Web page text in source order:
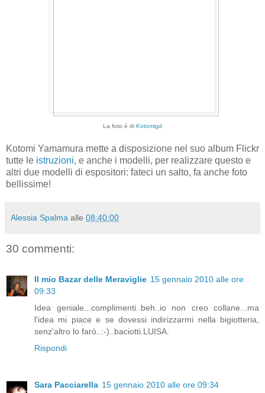
La foto è di Kotomigd
Kotomi Yamamura mette a disposizione nel suo album Flickr
tutte le istruzioni, e anche i modelli, per realizzare questo e
altri due modelli di espositori: fateci un salto, fa anche foto
bellissime!
Alessia Spalma alle 08:40:00
30 commenti:
Il mio Bazar delle Meraviglie 15 gennaio 2010 alle ore
09:33
Idea geniale...complimenti..beh..io non creo collane...ma
l'idea mi piace e se dovessi indirizzarmi nella bigiotteria,
senz'altro lo farò..:-)..baciotti.LUISA.
Rispondi
Sara Pacciarella 15 gennaio 2010 alle ore 09:34